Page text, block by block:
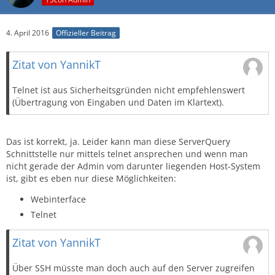
4. April 2016 Offizieller Beitrag
Zitat von YannikT
Telnet ist aus Sicherheitsgründen nicht empfehlenswert
(Übertragung von Eingaben und Daten im Klartext).
Das ist korrekt, ja. Leider kann man diese ServerQuery
Schnittstelle nur mittels telnet ansprechen und wenn man
nicht gerade der Admin vom darunter liegenden Host-System
ist, gibt es eben nur diese Möglichkeiten:
Webinterface
Telnet
Zitat von YannikT
Über SSH müsste man doch auch auf den Server zugreifen